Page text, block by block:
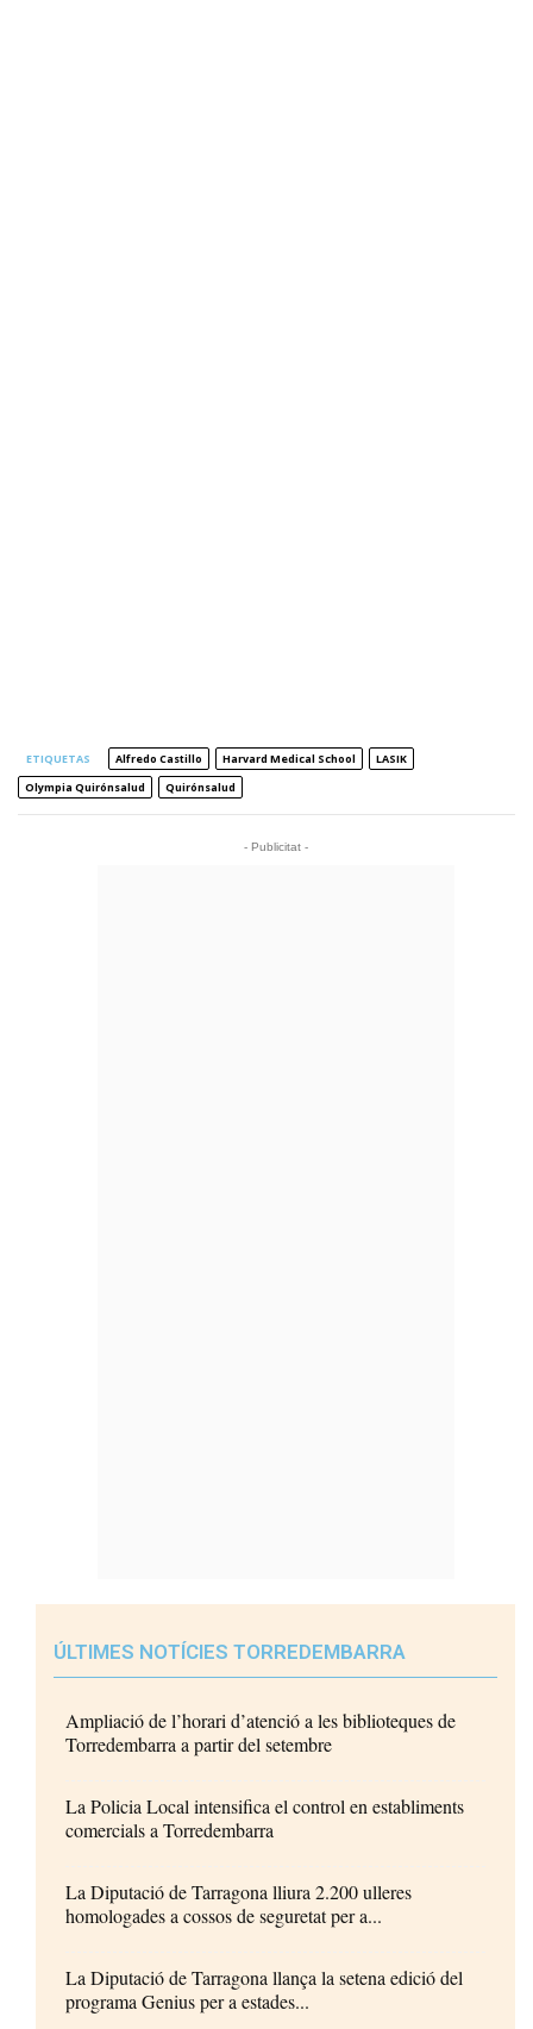
ETIQUETAS Alfredo Castillo Harvard Medical School
LASIK
Olympia Quirónsalud
Quirónsalud
- Publicitat -
ÚLTIMES NOTÍCIES TORREDEMBARRA
Ampliació de l’horari d’atenció a les biblioteques de
Torredembarra a partir del setembre
La Policia Local intensifica el control en establiments
comercials a Torredembarra
La Diputació de Tarragona lliura 2.200 ulleres
homologades a cossos de seguretat per a...
La Diputació de Tarragona llança la setena edició del
programa Genius per a estades...